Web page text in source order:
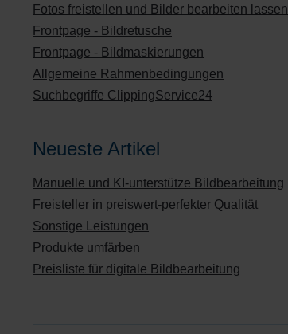
Fotos freistellen und Bilder bearbeiten lassen
Frontpage - Bildretusche
Frontpage - Bildmaskierungen
Allgemeine Rahmenbedingungen
Suchbegriffe ClippingService24
Neueste Artikel
Manuelle und KI-unterstütze Bildbearbeitung
Freisteller in preiswert-perfekter Qualität
Sonstige Leistungen
Produkte umfärben
Preisliste für digitale Bildbearbeitung